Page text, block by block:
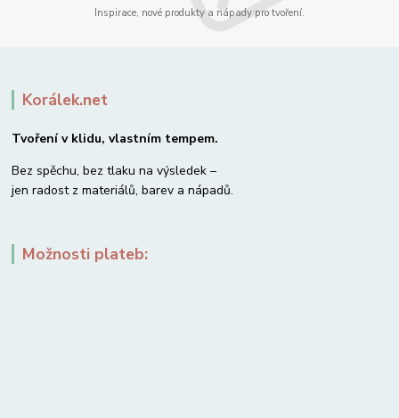
Inspirace, nové produkty a nápady pro tvoření.
Korálek.net
Tvoření v klidu, vlastním tempem.
Bez spěchu, bez tlaku na výsledek –
jen radost z materiálů, barev a nápadů.
Možnosti plateb: